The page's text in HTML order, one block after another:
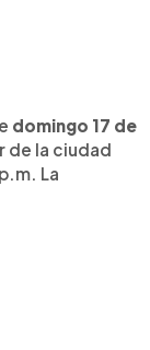
domingo 17 de
de la ciudad
La